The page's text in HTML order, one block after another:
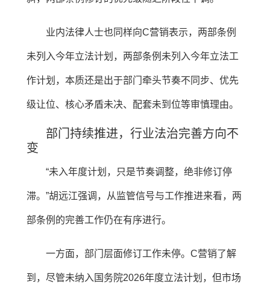
业内法律人士也同样向C营销表示，两部条例
未列入今年立法计划，两部条例未列入今年立法工
作计划，本质还是出于部门牵头节奏不同步、优先
级让位、核心矛盾未决、配套未到位等审慎理由。
部门持续推进，行业法治完善方向不
变
“未入年度计划，只是节奏调整，绝非修订停
滞。”胡远江强调，从监管信号与工作推进来看，两
部条例的完善工作仍在有序进行。
一方面，部门层面修订工作未停。C营销了解
到，尽管未纳入国务院2026年度立法计划，但市场